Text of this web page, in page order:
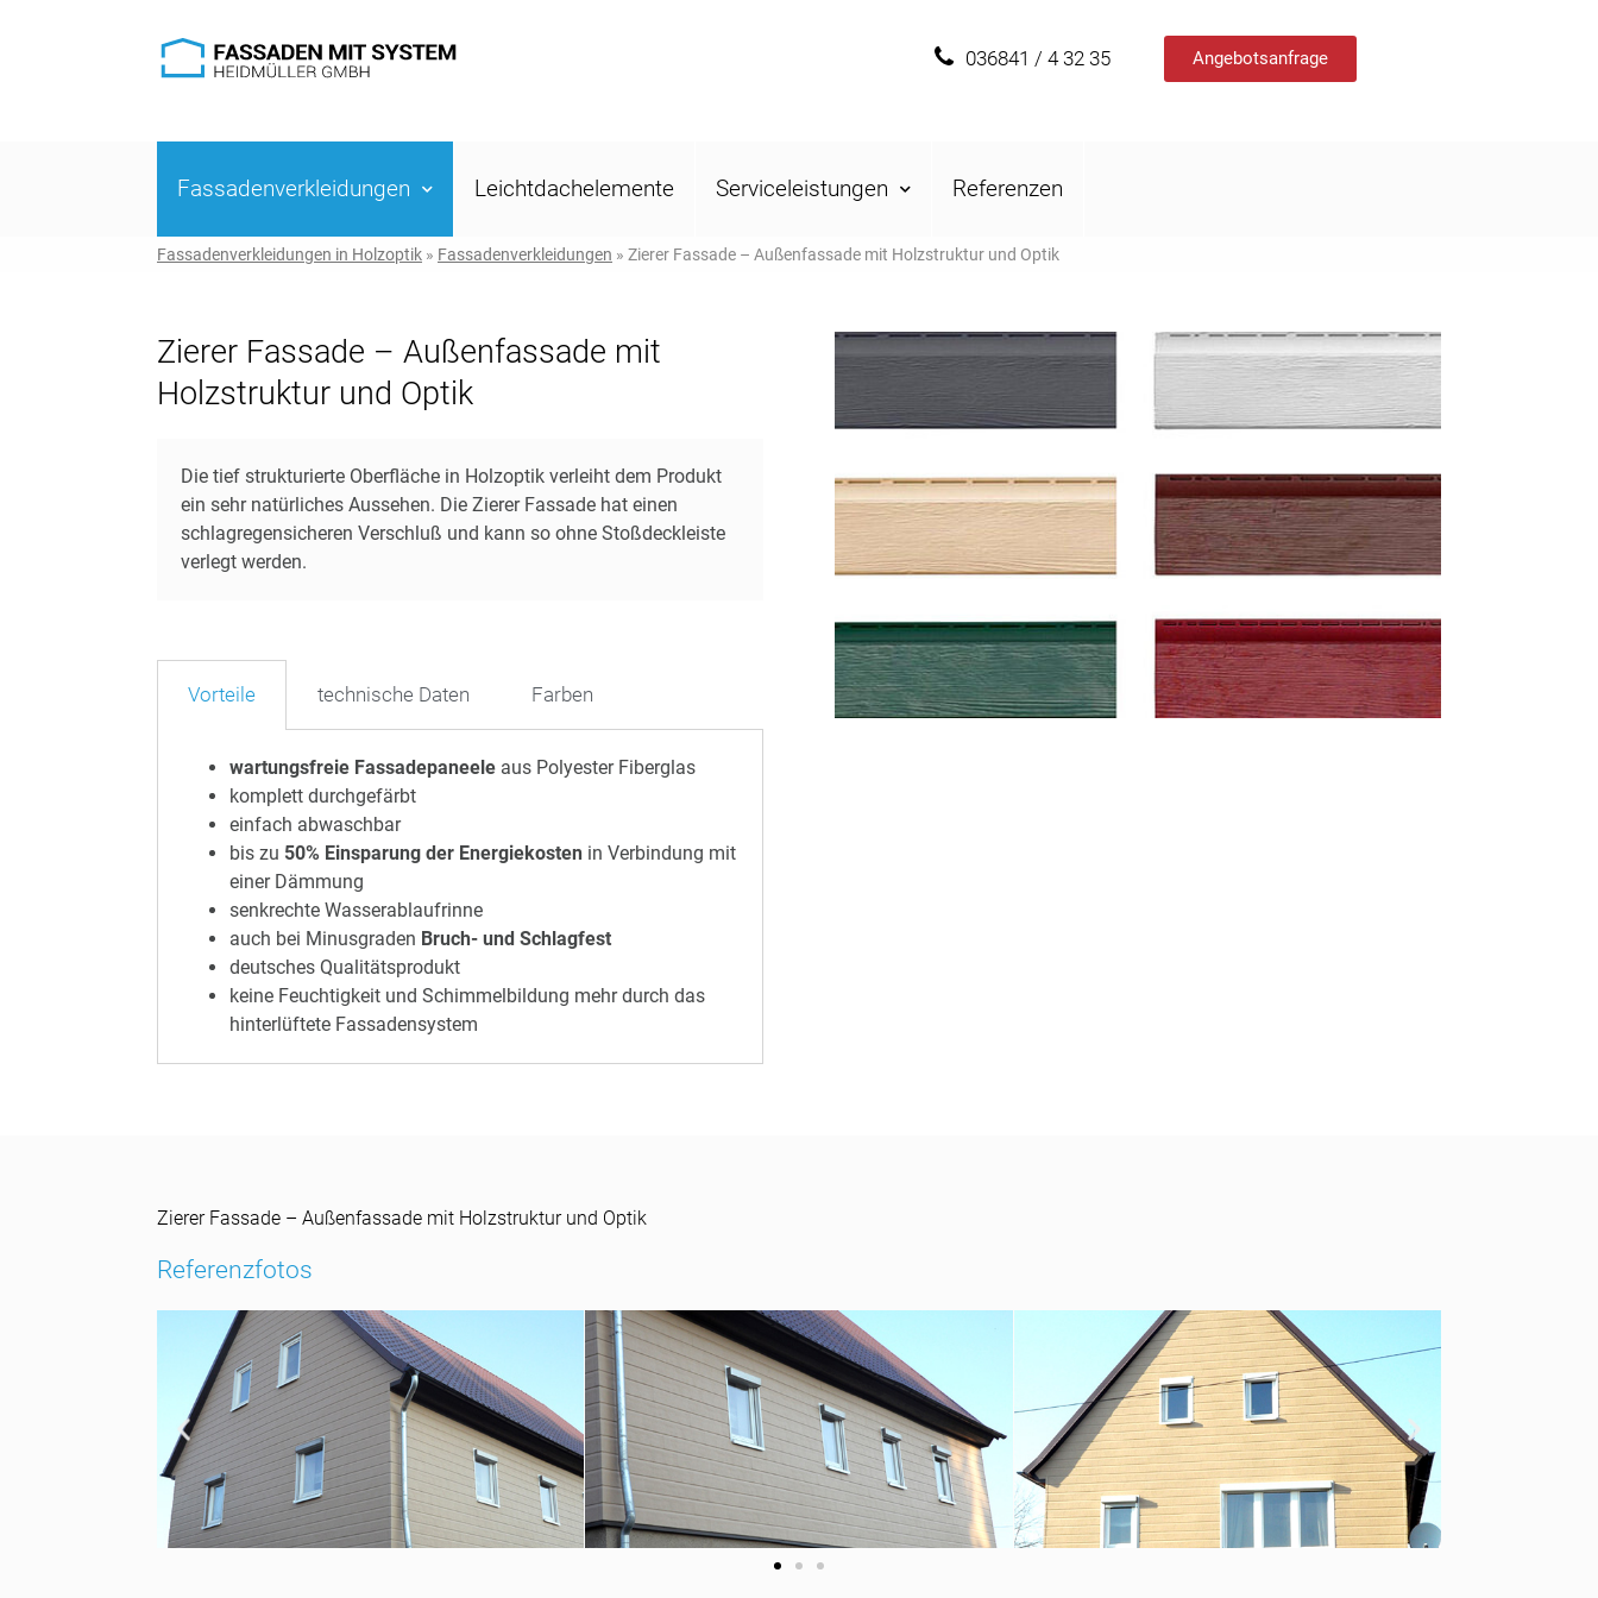
036841 / 4 32 35 Angebotsanfrage
Fassadenverkleidungen Leichtdachelemente Serviceleistungen Referenzen
Fassadenverkleidungen in Holzoptik » Fassadenverkleidungen » Zierer Fassade – Außenfassade mit Holzstruktur und Optik
Zierer Fassade – Außenfassade mit
Holzstruktur und Optik
Die tief strukturierte Oberfläche in Holzoptik verleiht dem Produkt
ein sehr natürliches Aussehen. Die Zierer Fassade hat einen
schlagregensicheren Verschluß und kann so ohne Stoßdeckleiste
verlegt werden.
Vorteile technische Daten Farben
wartungsfreie Fassadepaneele aus Polyester Fiberglas
komplett durchgefärbt
einfach abwaschbar
bis zu 50% Einsparung der Energiekosten in Verbindung mit
einer Dämmung
senkrechte Wasserablaufrinne
auch bei Minusgraden Bruch- und Schlagfest
deutsches Qualitätsprodukt
keine Feuchtigkeit und Schimmelbildung mehr durch das
hinterlüftete Fassadensystem
Zierer Fassade – Außenfassade mit Holzstruktur und Optik
Referenzfotos